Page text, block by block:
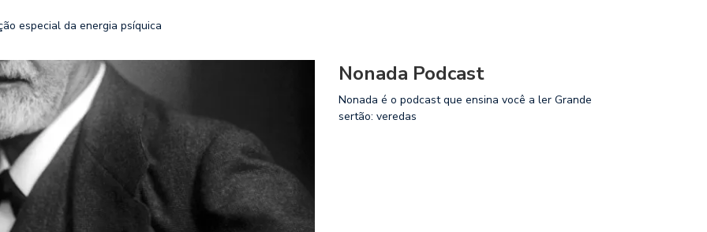
especial da energia psíquica
Nonada Podcast
Nonada é o podcast que ensina você a ler Grande
sertão: veredas